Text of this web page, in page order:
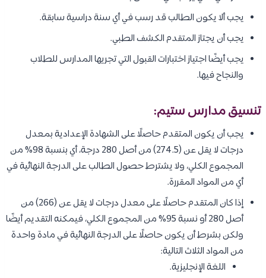
يجب ألا يكون الطالب قد رسب في أي سنة دراسية سابقة.
يجب أن يجتاز المتقدم الكشف الطبي.
يجب أيضًا اجتياز اختبارات القبول التي تجريها المدارس للطلاب
والنجاح فيها.
تنسيق مدارس ستيم:
يجب أن يكون المتقدم حاصلًا على الشهادة الإعدادية بمعدل
درجات لا يقل عن (274.5) من أصل 280 درجة، أي بنسبة 98% من
المجموع الكلي، ولا يشترط حصول الطالب على الدرجة النهائية في
أي من المواد المقررة.
إذا كان المتقدم حاصلًا على معدل درجات لا يقل عن (266) من
أصل 280 أو نسبة 95% من المجموع الكلي، فيمكنه التقديم أيضًا
ولكن بشرط أن يكون حاصلًا على الدرجة النهائية في مادة واحدة
من المواد الثلاث التالية:
اللغة الإنجليزية.